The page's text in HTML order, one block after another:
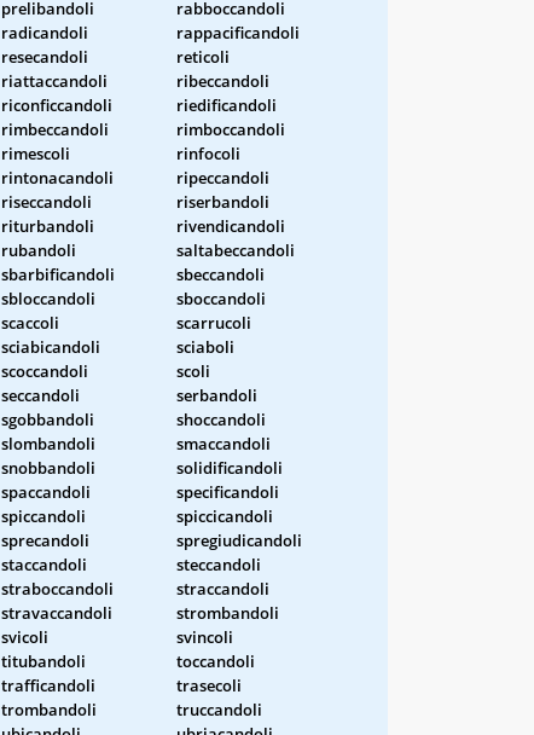
prelibandoli
rabboccandoli
radicandoli
rappacificandoli
resecandoli
reticoli
riattaccandoli
ribeccandoli
riconficcandoli
riedificandoli
rimbeccandoli
rimboccandoli
rimescoli
rinfocoli
rintonacandoli
ripeccandoli
riseccandoli
riserbandoli
riturbandoli
rivendicandoli
rubandoli
saltabeccandoli
sbarbificandoli
sbeccandoli
sbloccandoli
sboccandoli
scaccoli
scarrucoli
sciabicandoli
sciaboli
scoccandoli
scoli
seccandoli
serbandoli
sgobbandoli
shoccandoli
slombandoli
smaccandoli
snobbandoli
solidificandoli
spaccandoli
specificandoli
spiccandoli
spiccicandoli
sprecandoli
spregiudicandoli
staccandoli
steccandoli
straboccandoli
straccandoli
stravaccandoli
strombandoli
svicoli
svincoli
titubandoli
toccandoli
trafficandoli
trasecoli
trombandoli
truccandoli